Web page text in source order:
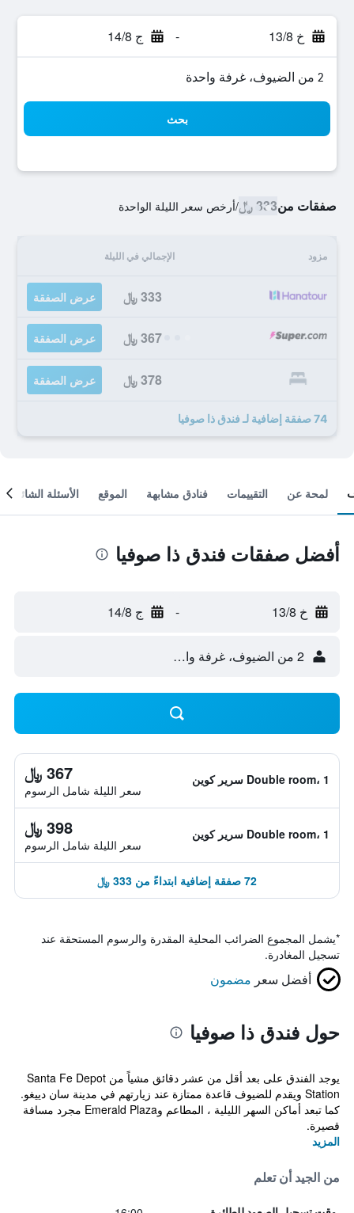
خ 13/8 - ج 14/8
2 من الضيوف، غرفة واحدة
بحث
صفقات من333 ﷼ /أرخص سعر الليلة الواحدة
مزود الإجمالي في الليلة
333 ﷼ عرض الصفقة
367 ﷼ عرض الصفقة
378 ﷼ عرض الصفقة
74 صفقة إضافية لـ فندق ذا صوفيا
لمحة عن التقييمات فنادق مشابهة الموقع الأسئلة الشائعة
أفضل صفقات فندق ذا صوفيا
خ 13/8 - ج 14/8
2 من الضيوف، غرفة واحدة
Double room، 1 سرير كوين 367 ﷼
سعر الليلة شامل الرسوم
Double room، 1 سرير كوين 398 ﷼
سعر الليلة شامل الرسوم
72 صفقة إضافية ابتداءً من 333 ﷼
*يشمل المجموع الضرائب المحلية المقدرة والرسوم المستحقة عند
تسجيل المغادرة.
أفضل سعر مضمون
حول فندق ذا صوفيا
يوجد الفندق على بعد أقل من عشر دقائق مشياً من Santa Fe Depot
Station ويقدم للضيوف قاعدة ممتازة عند زيارتهم في مدينة سان دييغو.
كما تبعد أماكن السهر الليلية ، المطاعم وEmerald Plaza مجرد مسافة
قصيرة.
المزيد
من الجيد أن تعلم